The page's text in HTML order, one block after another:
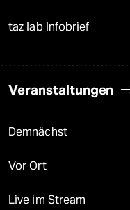
taz lab Infobrief
Veranstaltungen
Demnächst
Vor Ort
Live im Stream